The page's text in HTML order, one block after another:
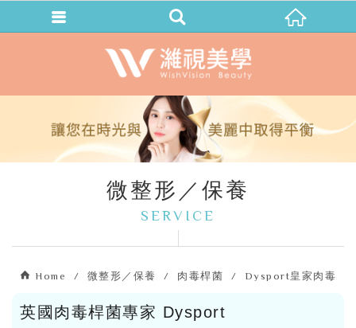
微整形／保養
SERVICE
Home 微整形／保養 肉毒桿菌 Dysport皇家肉毒
英國肉毒桿菌專家 Dysport